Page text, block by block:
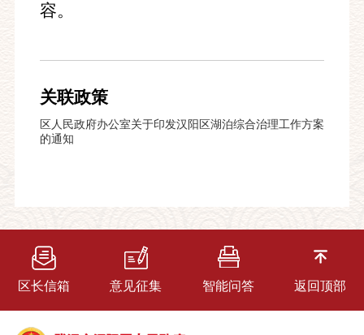
容。
关联政策
区人民政府办公室关于印发汉阳区湖泊综合治理工作方案
的通知
区长信箱 意见征集 智能问答 返回顶部